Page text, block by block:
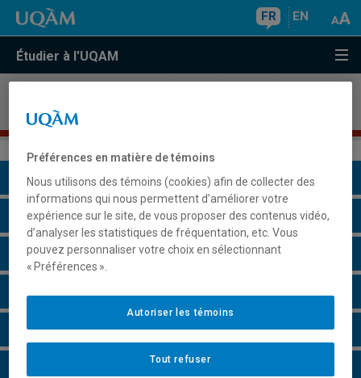
FR EN
Étudier à l'UQAM
et gestion de talents
Présentation du programme
Conditions d'admission
Cours à suivre et horaires
Faire une demande d'admission
Préférences en matière de témoins
Nous utilisons des témoins (cookies) afin de collecter des
informations qui nous permettent d’améliorer votre
expérience sur le site, de vous proposer des contenus vidéo,
d’analyser les statistiques de fréquentation, etc. Vous
pouvez personnaliser votre choix en sélectionnant
« Préférences ».
Tout refuser
Autoriser les témoins